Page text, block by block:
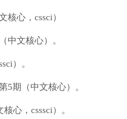
心，cssci）
中文核心）。
）。
期（中文核心）。
心，csssci）。